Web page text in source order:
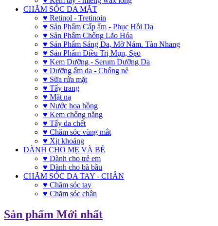
CHĂM SÓC DA MẶT
♥ Retinol - Tretinoin
♥ Sản Phẩm Cấp ẩm - Phục Hồi Da
♥ Sản Phẩm Chống Lão Hóa
♥ Sản Phẩm Sáng Da, Mờ Nám. Tàn Nhang
♥ Sản Phẩm Điều Trị Mụn, Sẹo
♥ Kem Dưỡng - Serum Dưỡng Da
♥ Dưỡng ẩm da - Chống nẻ
♥ Sữa rửa mặt
♥ Tẩy trang
♥ Mặt nạ
♥ Nước hoa hồng
♥ Kem chống nắng
♥ Tẩy da chết
♥ Chăm sóc vùng mắt
♥ Xịt khoáng
DÀNH CHO MẸ VÀ BÉ
♥ Dành cho trẻ em
♥ Dành cho bà bầu
CHĂM SÓC DA TAY - CHÂN
♥ Chăm sóc tay
♥ Chăm sóc chân
Sản phẩm Mới nhất